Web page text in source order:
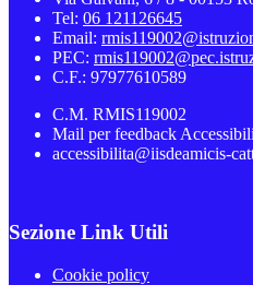
Tel: 06 121126645
Email:
PEC:
C.F.: 97977610589
C.M. RMIS119002
Mail per feedback
accessibilita@iisdeamicis-
Sezione Link Utili
Cookie policy